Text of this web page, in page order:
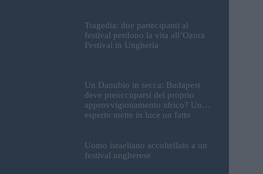
Tragedia: due partecipanti al
festival perdono la vita all’Ozora
Festival in Ungheria
Un Danubio in secca: Budapest
deve preoccuparsi del proprio
approvvigionamento idrico? Un
esperto mette in luce un fatto
Uomo israeliano accoltellato a un
festival ungherese